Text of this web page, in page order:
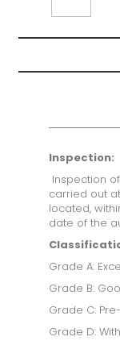
Inspection:
Inspection
carried out
located,
date of the
Grade A:
Grade B:
Grade C:
Grade D: